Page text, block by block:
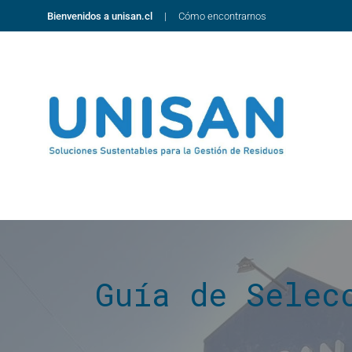
Bienvenidos a unisan.cl Cómo encontrarnos
Guía de